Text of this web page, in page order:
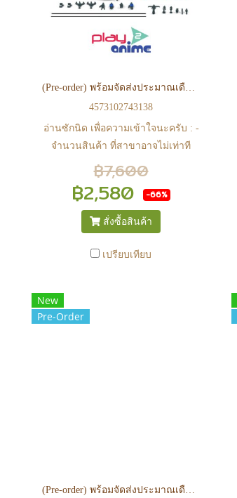
(Pre-order) พร้อมจัดส่งประมาณเดือน 09 ปี 2026 HG 1/100 VF-25G MESSIAH VALKYRIE MICHAEL CUSTOM Deluxe Set
4573102743138
อ่านซักนิด เพื่อความเข้าใจนะครับ : -
จำนวนสินค้า ที่สาขาอาจไม่เท่าที
หน้า web ในบางเวลา เนื่องจากสินค้า
มีการเคลือนไหวตลอดเวลา หาก
สนใจซื้อที่สาขา สามารถ ตรวจสอบ
ได้ที่ 0815502600 หรือ
https://www.facebook.com/play2anime
หรือ Line Official Account
สินค้าจะถูกจัดส่งในวันรุ่งขึ้น (ยกเว้น
วันเสาร์ วันอาทิตย์ และวันหยุดนักขัต
฿7,600
฿2,580 -66%
สั่งซื้อสินค้า
เปรียบเทียบ
New
Pre-Order
(Pre-order) พร้อมจัดส่งประมาณเดือน 09 ปี 2026 30MS SIS-E00 MYASTI ［COLOR C］